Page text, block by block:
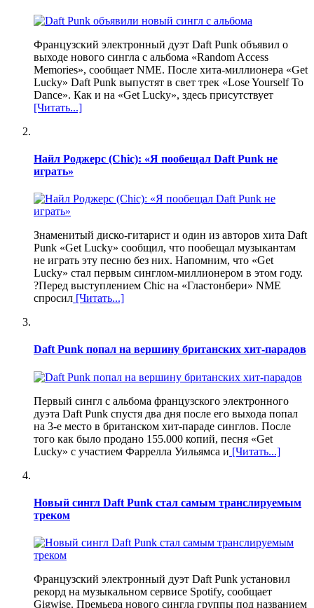
Французский электронный дуэт Daft Punk объявил о
выходе нового сингла с альбома «Random Access
Memories», сообщает NME. После хита-миллионера «Get
Lucky» Daft Punk выпустят в свет трек «Lose Yourself To
Dance». Как и на «Get Lucky», здесь присутствует
[Читать...]
Найл Роджерс (Chic): «Я пообещал Daft Punk не
играть»
Знаменитый диско-гитарист и один из авторов хита Daft
Punk «Get Lucky» сообщил, что пообещал музыкантам
не играть эту песню без них. Напомним, что «Get
Lucky» стал первым синглом-миллионером в этом году.
?Перед выступлением Chic на «Гластонбери» NME
спросил [Читать...]
Daft Punk попал на вершину британских хит-парадов
Первый сингл с альбома французского электронного
дуэта Daft Punk спустя два дня после его выхода попал
на 3-е место в британском хит-параде синглов. После
того как было продано 155.000 копий, песня «Get
Lucky» с участием Фаррелла Уильямса и [Читать...]
Новый сингл Daft Punk стал самым транслируемым
треком
Французский электронный дуэт Daft Punk установил
рекорд на музыкальном сервисе Spotify, сообщает
Gigwise. Премьера нового сингла группы под названием